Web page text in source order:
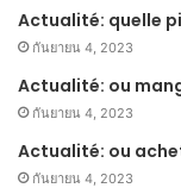
Actualité: quelle
กันยายน 4, 2023
Actualité: ou
กันยายน 4, 2023
Actualité: ou
กันยายน 4, 2023